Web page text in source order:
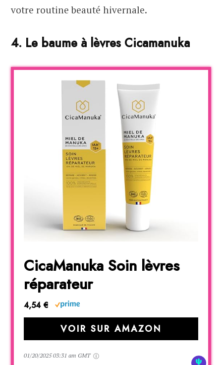
votre routine beauté hivernale.
4. Le baume à lèvres Cicamanuka
CicaManuka Soin lèvres
réparateur
4,54 €
VOIR SUR AMAZON
01/20/2025 03:31 am GMT